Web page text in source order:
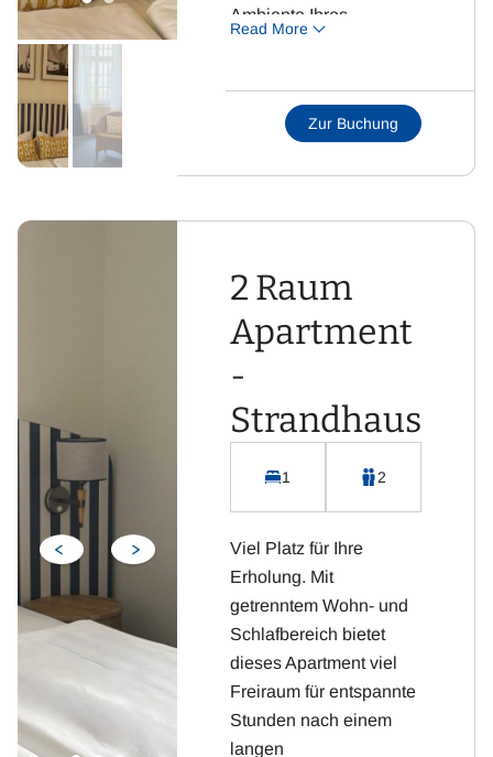
Ambiente Ihres
Zimmerdetails:
1 Schlafzimmer mit
Doppelbett
Dusche
Flachbild-Fernseher mit
Sat-TV
Integrierte Küchenzeile
inklusive Kühlschrank,
Kaffeemaschine,
Terrasse
Highlight: Direkte Lage
an der
Strandpromenade und
Aussicht zum Meer.
Read More
Zur Buchung
2 Raum
Apartment
-
Strandhaus
1 2
Viel Platz für Ihre
Erholung. Mit
getrenntem Wohn- und
Schlafbereich bietet
dieses Apartment viel
Freiraum für entspannte
Stunden nach einem
langen